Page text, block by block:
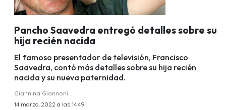
Pancho Saavedra entregó detalles sobre su
hija recién nacida
El famoso presentador de televisión, Francisco
Saavedra, contó más detalles sobre su hija recién
nacida y su nueva paternidad.
Giannina Giannoni
14 marzo, 2022 a las 14:49